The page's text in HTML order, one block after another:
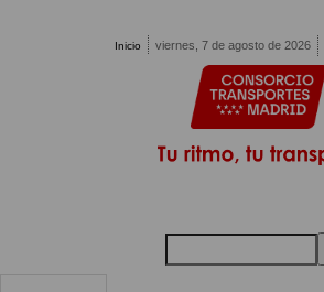
Inicio viernes, 7 de agosto de 2026